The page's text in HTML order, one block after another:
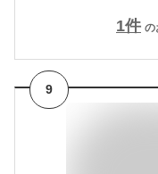
1件 の
9